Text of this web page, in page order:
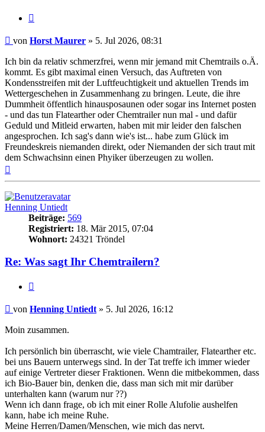
Beitrag
von Horst Maurer » 5. Jul 2026, 08:31
Ich bin da relativ schmerzfrei, wenn mir jemand mit Chemtrails o.Ä.
kommt. Es gibt maximal einen Versuch, das Auftreten von
Kondensstreifen mit der Luftfeuchtigkeit und aktuellen Trends im
Wettergeschehen in Zusammenhang zu bringen. Leute, die ihre
Dummheit öffentlich hinausposaunen oder sogar ins Internet posten
- und das tun Flatearther oder Chemtrailer nun mal - und dafür
Geduld und Mitleid erwarten, haben mit mir leider den falschen
angesprochen. Ich sag's dann wie's ist... habe zum Glück im
Freundeskreis niemanden direkt, oder Niemanden der sich traut mit
dem Schwachsinn einen Phyiker überzeugen zu wollen.
Henning Untiedt
Beiträge: 569
Registriert: 18. Mär 2015, 07:04
Wohnort: 24321 Tröndel
Re: Was sagt Ihr Chemtrailern?
Beitrag
von Henning Untiedt » 5. Jul 2026, 16:12
Moin zusammen.
Ich persönlich bin überrascht, wie viele Chamtrailer, Flatearther etc.
bei uns Bauern unterwegs sind. In der Tat treffe ich immer wieder
auf einige Vertreter dieser Fraktionen. Wenn die mitbekommen, dass
ich Bio-Bauer bin, denken die, dass man sich mit mir darüber
unterhalten kann (warum nur ??)
Wenn ich dann frage, ob ich mit einer Rolle Alufolie aushelfen
kann, habe ich meine Ruhe.
Meine Herren/Damen/Menschen, wie mich das nervt.